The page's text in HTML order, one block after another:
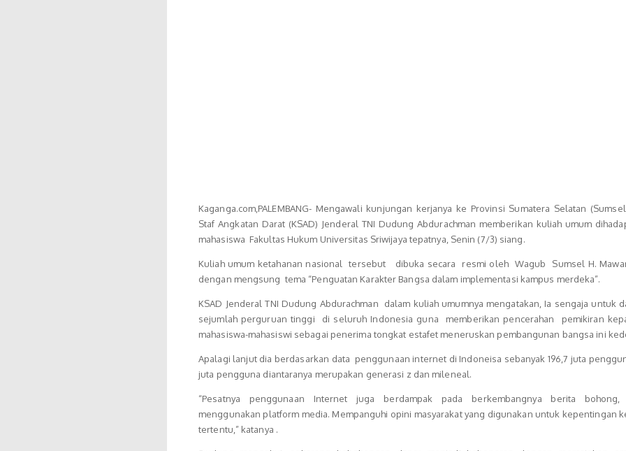
Kaganga.com,PALEMBANG- Mengawali kunjungan kerjanya ke Provinsi Sumatera Selatan
Staf Angkatan Darat (KSAD) Jenderal TNI Dudung Abdurachman memberikan kuliah umum
mahasiswa Fakultas Hukum Universitas Sriwijaya tepatnya, Senin (7/3) siang.
Kuliah umum ketahanan nasional tersebut dibuka secara resmi oleh Wagub Sumsel H.
dengan mengsung tema “Penguatan Karakter Bangsa dalam implementasi kampus merdeka”.
KSAD Jenderal TNI Dudung Abdurachman dalam kuliah umumnya mengatakan, Ia sengaja untuk
sejumlah perguruan tinggi di seluruh Indonesia guna memberikan pencerahan pemikiran
mahasiswa-mahasiswi sebagai penerima tongkat estafet meneruskan pembangunan bangsa ini
Apalagi lanjut dia berdasarkan data penggunaan internet di Indoneisa sebanyak 196,7 juta
juta pengguna diantaranya merupakan generasi z dan mileneal.
“Pesatnya penggunaan Internet juga berdampak pada berkembangnya berita bohong,
menggunakan platform media. Mempanguhi opini masyarakat yang digunakan untuk kepentingan
tertentu,” katanya .